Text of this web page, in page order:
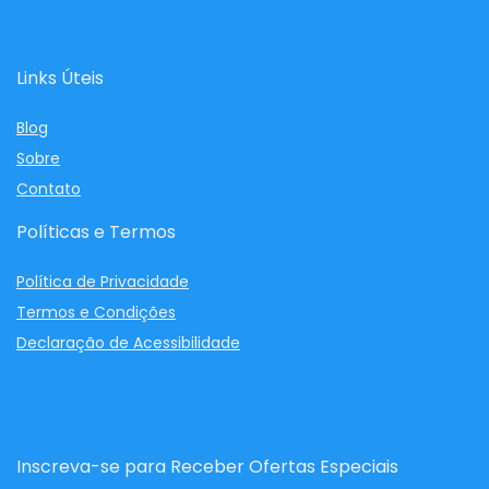
Links Úteis
Blog
Sobre
Contato
Políticas e Termos
Política de Privacidade
Termos e Condições
Declaração de Acessibilidade
Inscreva-se para Receber Ofertas Especiais